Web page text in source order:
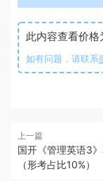
此内容查看价格
如有问题，请联系
上一篇
国开《管理英语3
（形考占比10%）